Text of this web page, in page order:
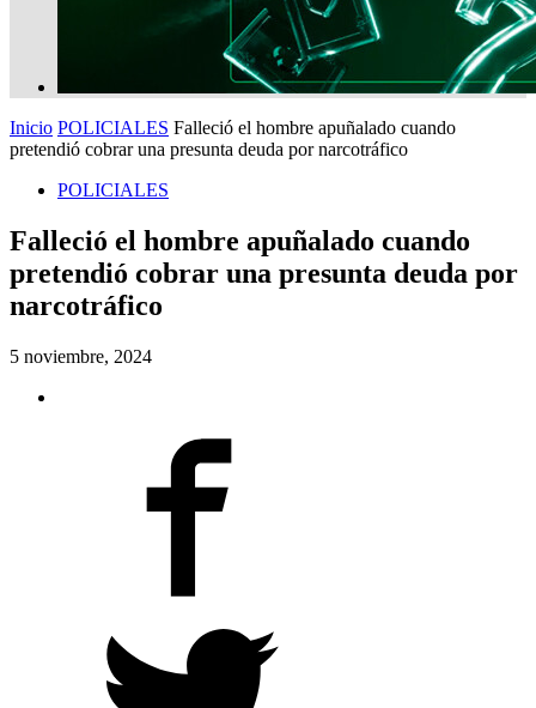
Inicio POLICIALES Falleció el hombre apuñalado cuando
pretendió cobrar una presunta deuda por narcotráfico
POLICIALES
Falleció el hombre apuñalado cuando
pretendió cobrar una presunta deuda por
narcotráfico
5 noviembre, 2024